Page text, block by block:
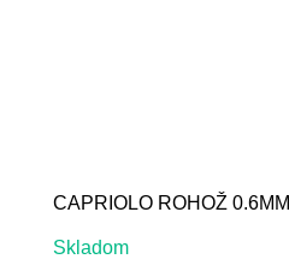
CAPRIOLO ROHOŽ 0.6MM
Skladom